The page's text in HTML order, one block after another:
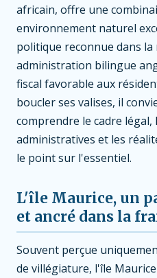
africain, offre une
environnement naturel
politique reconnue dans la
administration bilingue
fiscal favorable aux
boucler ses valises, il
comprendre le cadre légal,
administratives et les
le point sur l'essentiel.
L'île Maurice, un
et ancré dans la
Souvent perçue
de villégiature, l'île